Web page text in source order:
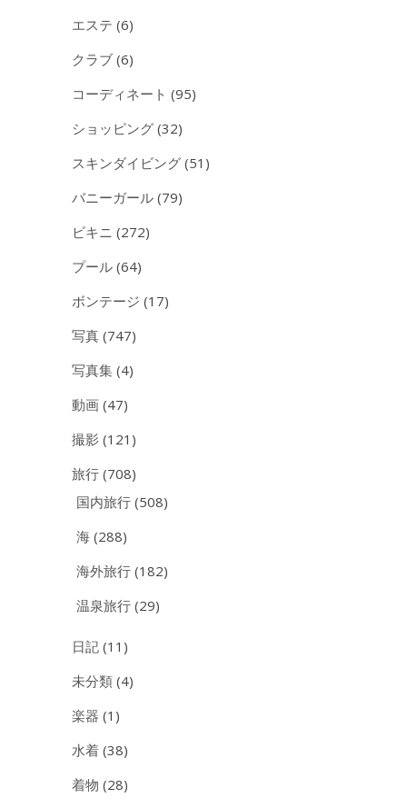
エステ (6)
クラブ (6)
コーディネート (95)
ショッピング (32)
スキンダイビング (51)
バニーガール (79)
ビキニ (272)
プール (64)
ボンテージ (17)
写真 (747)
写真集 (4)
動画 (47)
撮影 (121)
旅行 (708)
国内旅行 (508)
海 (288)
海外旅行 (182)
温泉旅行 (29)
日記 (11)
未分類 (4)
楽器 (1)
水着 (38)
着物 (28)